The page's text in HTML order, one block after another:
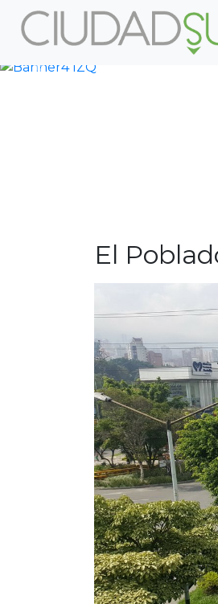
Previous
El